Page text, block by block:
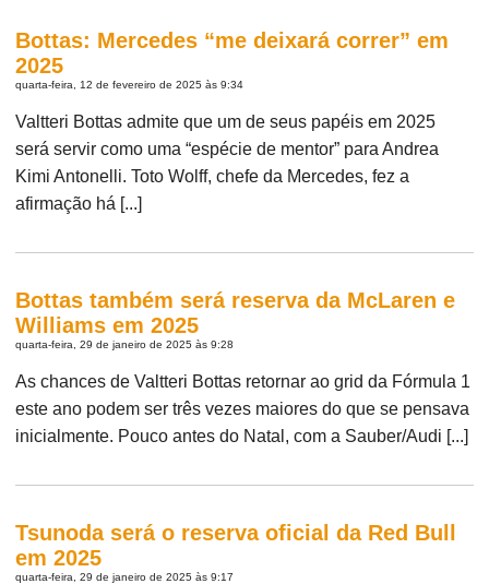
Bottas: Mercedes “me deixará correr” em
2025
quarta-feira, 12 de fevereiro de 2025 às 9:34
Valtteri Bottas admite que um de seus papéis em 2025
será servir como uma “espécie de mentor” para Andrea
Kimi Antonelli. Toto Wolff, chefe da Mercedes, fez a
afirmação há [...]
Bottas também será reserva da McLaren e
Williams em 2025
quarta-feira, 29 de janeiro de 2025 às 9:28
As chances de Valtteri Bottas retornar ao grid da Fórmula 1
este ano podem ser três vezes maiores do que se pensava
inicialmente. Pouco antes do Natal, com a Sauber/Audi [...]
Tsunoda será o reserva oficial da Red Bull
em 2025
quarta-feira, 29 de janeiro de 2025 às 9:17